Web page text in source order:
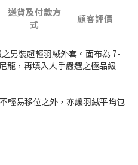
送貨及付款方
式
顧客評價
男裝超輕羽絨外套。面布為 7-
，再填入人手嚴選之極品級
輕易移位之外，亦讓羽絨平均包